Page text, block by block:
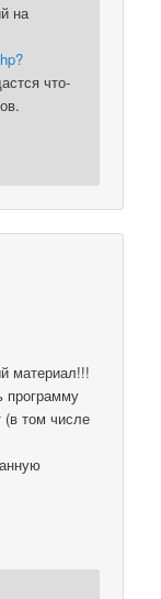
на
что-
материал!!!
программу
(в том числе